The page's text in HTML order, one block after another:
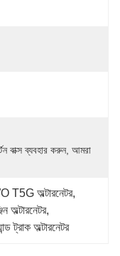
বাক্স ব্যবহার করুন, আমরা
অল্টারনেটর,
অল্টারনেটর,
ট্রাক অল্টারনেটর